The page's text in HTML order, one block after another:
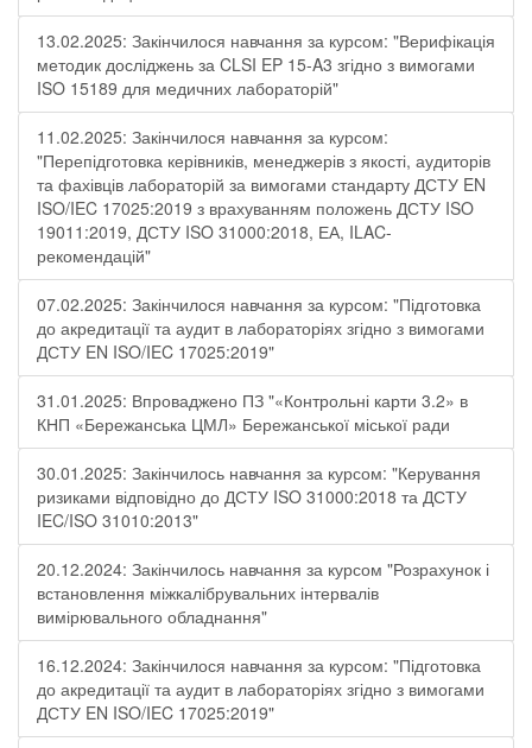
13.02.2025: Закінчилося навчання за курсом: "Верифікація
методик досліджень за CLSI EP 15-A3 згідно з вимогами
ISO 15189 для медичних лабораторій"
11.02.2025: Закінчилося навчання за курсом:
"Перепідготовка керівників, менеджерів з якості, аудиторів
та фахівців лабораторій за вимогами стандарту ДСТУ EN
ISO/IEC 17025:2019 з врахуванням положень ДСТУ ISO
19011:2019, ДСТУ ISO 31000:2018, ЕА, ILAC-
рекомендацій"
07.02.2025: Закінчилося навчання за курсом: "Підготовка
до акредитації та аудит в лабораторіях згідно з вимогами
ДСТУ EN ISO/IEC 17025:2019"
31.01.2025: Впроваджено ПЗ "«Контрольні карти 3.2» в
КНП «Бережанська ЦМЛ» Бережанської міської ради
30.01.2025: Закінчилось навчання за курсом: "Керування
ризиками відповідно до ДСТУ ISO 31000:2018 та ДСТУ
IEC/ISO 31010:2013"
20.12.2024: Закінчилось навчання за курсом "Розрахунок і
встановлення міжкалібрувальних інтервалів
вимірювального обладнання"
16.12.2024: Закінчилося навчання за курсом: "Підготовка
до акредитації та аудит в лабораторіях згідно з вимогами
ДСТУ EN ISO/IEC 17025:2019"